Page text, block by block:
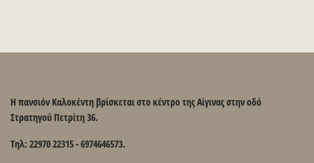
Η πανσιόν Καλοκέντη βρίσκεται στο κέντρο της Αίγινας στην οδό
Στρατηγού Πετρίτη 36.
Τηλ: 22970 22315 - 6974646573.